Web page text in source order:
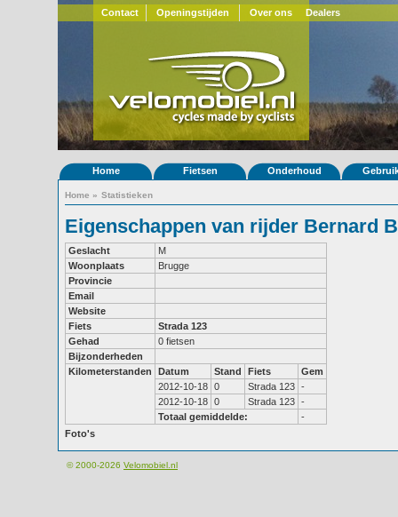
Contact Openingstijden Over ons Dealers
Home Fietsen Onderhoud
Home » Statistieken
Eigenschappen van rijder Bernard
Geslacht
M
Woonplaats
Brugge
Provincie
Email
Website
Fiets
Strada 123
Gehad
0 fietsen
Bijzonderheden
Kilometerstanden
Datum Stand Fiets
Gem
2012-10-18 0 Strada 123 -
2012-10-18 0 Strada 123 -
Totaal gemiddelde:
-
Foto's
© 2000-2026 Velomobiel.nl